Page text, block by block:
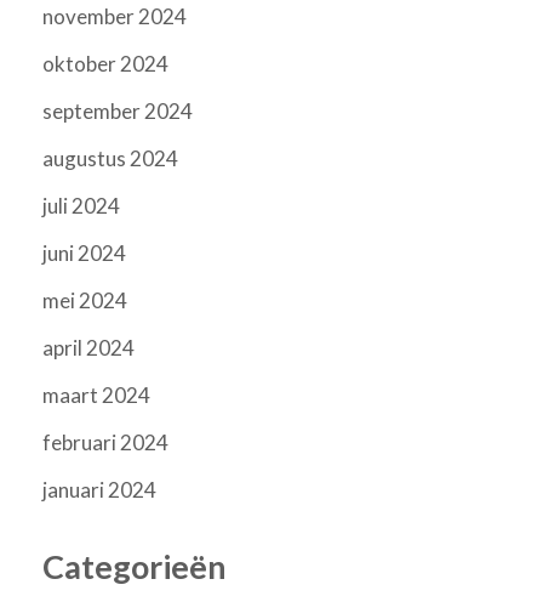
november 2024
oktober 2024
september 2024
augustus 2024
juli 2024
juni 2024
mei 2024
april 2024
maart 2024
februari 2024
januari 2024
Categorieën